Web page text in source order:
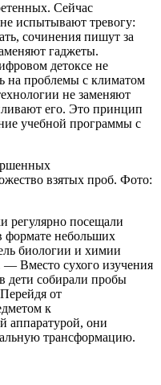
Сейчас
испытывают тревогу:
сочинения пишут за
гаджеты.
детоксе не
на проблемы с климатом
не заменяют
его. Это принцип
учебной программы с
взятых проб. Фото:
регулярно посещали
формате небольших
биологии и химии
Вместо сухого изучения
дети собирали пробы
от
к
аппаратурой, они
трансформацию.